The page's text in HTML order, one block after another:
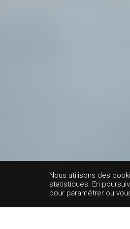
Nous utilisons des
statistiques. En
pour paramétrer ou